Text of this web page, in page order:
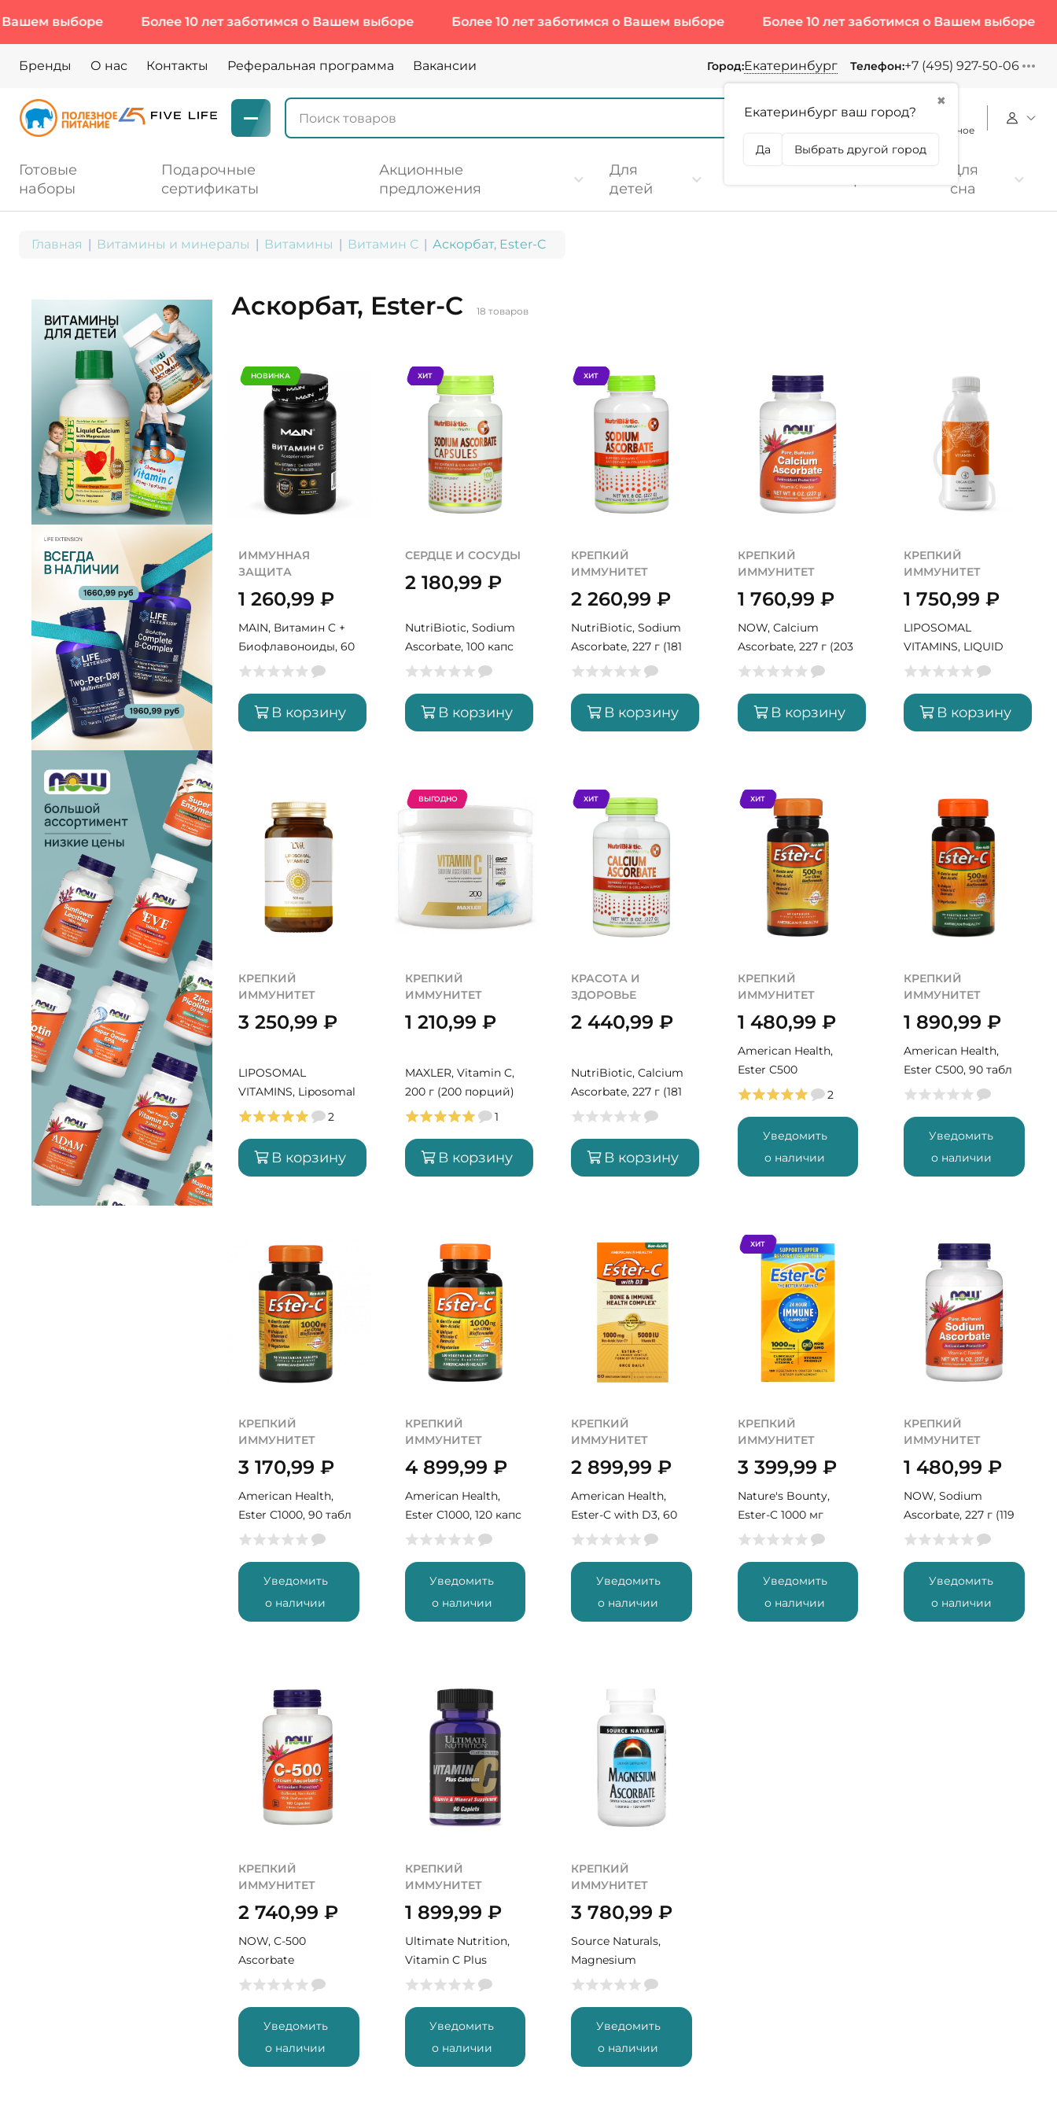
Более 10 лет заботимся о Вашем выборе Более 10 лет заботимся о Вашем выборе Более 10 лет заботимся о Вашем выборе Более
Бренды О нас Контакты Реферальная программа Вакансии Город:Екатеринбург
✖
Екатеринбург ваш город?
Да Выбрать другой город
Телефон:+7 (495) 927-50-06
Избранное
Готовые
наборы
Подарочные
сертификаты
Акционные
предложения
Для
детей
Для
сна
Главная Витамины и минералы Витамины Витамин С Аскорбат, Ester-C
Аскорбат, Ester-C 18 товаров
НОВИНКА
ИММУННАЯ
ЗАЩИТА
1 260,99 ₽
MAIN, Витамин C +
Биофлавоноиды, 60
капс (60 порций)
В корзину
ХИТ
СЕРДЦЕ И СОСУДЫ
2 180,99 ₽
NutriBiotic, Sodium
Ascorbate, 100 капс
(100 порций)
В корзину
ХИТ
КРЕПКИЙ
ИММУНИТЕТ
2 260,99₽
NutriBiotic, Sodium
Ascorbate, 227 г (181
порция)
В корзину
КРЕПКИЙ
ИММУНИТЕТ
1 760,99 ₽
NOW, Calcium
Ascorbate, 227 г (203
порции)
В корзину
КРЕПКИЙ
ИММУНИТЕТ
1 750,99₽
LIPOSOMAL
VITAMINS, LIQUID
VITAMIN C, 150 мл (30
В корзину
КРЕПКИЙ
ИММУНИТЕТ
3 250,99 ₽
LIPOSOMAL
VITAMINS, Liposomal
Vitamin С, 120 капс
2
В корзину
ВЫГОДНО
КРЕПКИЙ
ИММУНИТЕТ
1 210,99 ₽
MAXLER, Vitamin C,
200 г (200 порций)
1
В корзину
ХИТ
КРАСОТА И
ЗДОРОВЬЕ
2 440,99₽
NutriBiotic, Calcium
Ascorbate, 227 г (181
порция)
В корзину
ХИТ
КРЕПКИЙ
ИММУНИТЕТ
1 480,99 ₽
American Health,
Ester C500
2
Уведомить
о наличии
КРЕПКИЙ
ИММУНИТЕТ
1 890,99₽
American Health,
Ester C500, 90 табл
(45 порций)
Уведомить
о наличии
КРЕПКИЙ
ИММУНИТЕТ
3 170,99 ₽
American Health,
Ester C1000, 90 табл
(90 порций)
Уведомить
о наличии
КРЕПКИЙ
ИММУНИТЕТ
4 899,99 ₽
American Health,
Ester C1000, 120 капс
(60 порций)
Уведомить
о наличии
КРЕПКИЙ
ИММУНИТЕТ
2 899,99₽
American Health,
Ester-C with D3, 60
табл (60 порций)
Уведомить
о наличии
ХИТ
КРЕПКИЙ
ИММУНИТЕТ
3 399,99 ₽
Nature's Bounty,
Ester-C 1000 мг
Уведомить
о наличии
КРЕПКИЙ
ИММУНИТЕТ
1 480,99₽
NOW, Sodium
Ascorbate, 227 г (119
порций)
Уведомить
о наличии
КРЕПКИЙ
ИММУНИТЕТ
2 740,99 ₽
NOW, C-500
Ascorbate
Уведомить
о наличии
КРЕПКИЙ
ИММУНИТЕТ
1 899,99 ₽
Ultimate Nutrition,
Vitamin C Plus
Calcium, 60 табл
Уведомить
о наличии
КРЕПКИЙ
ИММУНИТЕТ
3 780,99₽
Source Naturals,
Magnesium
Ascorbate, 120 табл
Уведомить
о наличии